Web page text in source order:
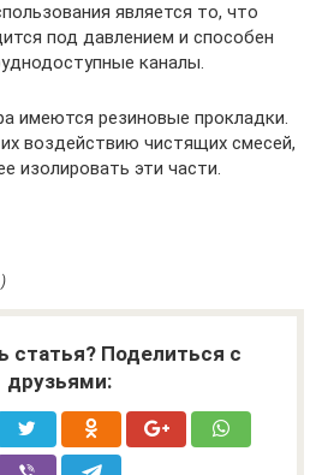
является то, что
под давлением и способен
каналы.
имеются резиновые прокладки.
воздействию чистящих смесей,
изолировать эти части.
)
статья? Поделиться с
друзьями: